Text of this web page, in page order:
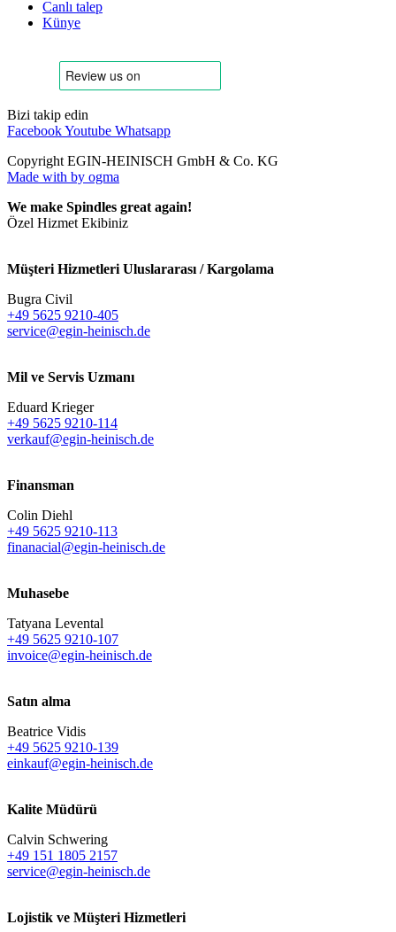
Canlı talep
Künye
Bizi takip edin
FacebookYoutube Whatsapp
Copyright EGIN-HEINISCH GmbH & Co. KG
Made with by ogma
We make Spindles great again!
Özel Hizmet Ekibiniz
Müşteri Hizmetleri Uluslararası / Kargolama
Bugra Civil
+49 5625 9210-405
service@egin-heinisch.de
Mil ve Servis Uzmanı
Eduard Krieger
+49 5625 9210-114
verkauf@egin-heinisch.de
Finansman
Colin Diehl
+49 5625 9210-113
finanacial@egin-heinisch.de
Muhasebe
Tatyana Levental
+49 5625 9210-107
invoice@egin-heinisch.de
Satın alma
Beatrice Vidis
+49 5625 9210-139
einkauf@egin-heinisch.de
Kalite Müdürü
Calvin Schwering
+49 151 1805 2157
service@egin-heinisch.de
Lojistik ve Müşteri Hizmetleri